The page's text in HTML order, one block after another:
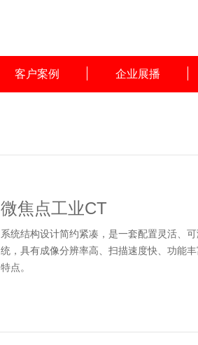
客户案例 企业展播
微焦点工业CT
系统结构设计简约紧凑，是一套配置灵活、
统，具有成像分辨率高、扫描速度快、功能
特点。